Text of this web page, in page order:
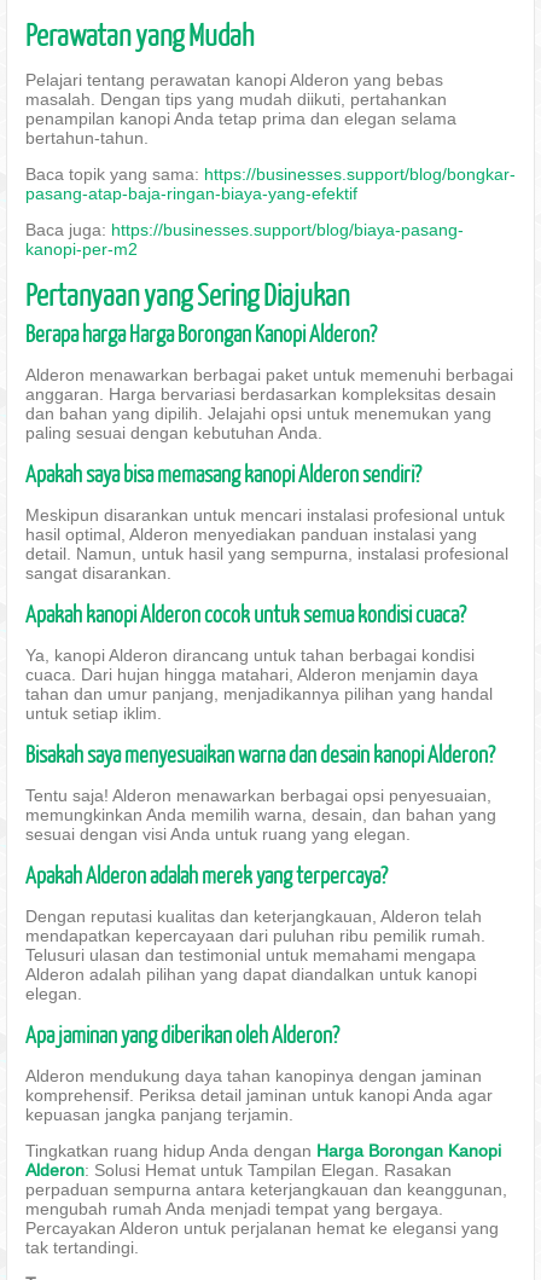
Perawatan yang Mudah
Pelajari tentang perawatan kanopi Alderon yang bebas
masalah. Dengan tips yang mudah diikuti, pertahankan
penampilan kanopi Anda tetap prima dan elegan selama
bertahun-tahun.
Baca topik yang sama: https://businesses.support/blog/bongkar-
pasang-atap-baja-ringan-biaya-yang-efektif
Baca juga: https://businesses.support/blog/biaya-pasang-
kanopi-per-m2
Pertanyaan yang Sering Diajukan
Berapa harga Harga Borongan Kanopi Alderon?
Alderon menawarkan berbagai paket untuk memenuhi berbagai
anggaran. Harga bervariasi berdasarkan kompleksitas desain
dan bahan yang dipilih. Jelajahi opsi untuk menemukan yang
paling sesuai dengan kebutuhan Anda.
Apakah saya bisa memasang kanopi Alderon sendiri?
Meskipun disarankan untuk mencari instalasi profesional untuk
hasil optimal, Alderon menyediakan panduan instalasi yang
detail. Namun, untuk hasil yang sempurna, instalasi profesional
sangat disarankan.
Apakah kanopi Alderon cocok untuk semua kondisi cuaca?
Ya, kanopi Alderon dirancang untuk tahan berbagai kondisi
cuaca. Dari hujan hingga matahari, Alderon menjamin daya
tahan dan umur panjang, menjadikannya pilihan yang handal
untuk setiap iklim.
Bisakah saya menyesuaikan warna dan desain kanopi Alderon?
Tentu saja! Alderon menawarkan berbagai opsi penyesuaian,
memungkinkan Anda memilih warna, desain, dan bahan yang
sesuai dengan visi Anda untuk ruang yang elegan.
Apakah Alderon adalah merek yang terpercaya?
Dengan reputasi kualitas dan keterjangkauan, Alderon telah
mendapatkan kepercayaan dari puluhan ribu pemilik rumah.
Telusuri ulasan dan testimonial untuk memahami mengapa
Alderon adalah pilihan yang dapat diandalkan untuk kanopi
elegan.
Apa jaminan yang diberikan oleh Alderon?
Alderon mendukung daya tahan kanopinya dengan jaminan
komprehensif. Periksa detail jaminan untuk kanopi Anda agar
kepuasan jangka panjang terjamin.
Tingkatkan ruang hidup Anda dengan Harga Borongan Kanopi
Alderon: Solusi Hemat untuk Tampilan Elegan. Rasakan
perpaduan sempurna antara keterjangkauan dan keanggunan,
mengubah rumah Anda menjadi tempat yang bergaya.
Percayakan Alderon untuk perjalanan hemat ke elegansi yang
tak tertandingi.